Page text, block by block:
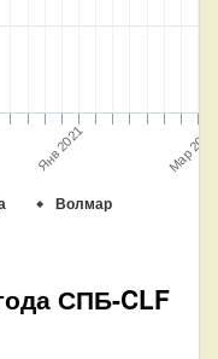
Волмар
Янв 2021 Мар 2021
СПБ-CLF